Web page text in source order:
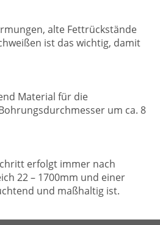
alte Fettrückstände
ist das wichtig, damit
Material für die
um ca. 8
erfolgt immer nach
22 – 1700mm und einer
und maßhaltig ist.